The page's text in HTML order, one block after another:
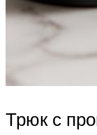
Трюк с